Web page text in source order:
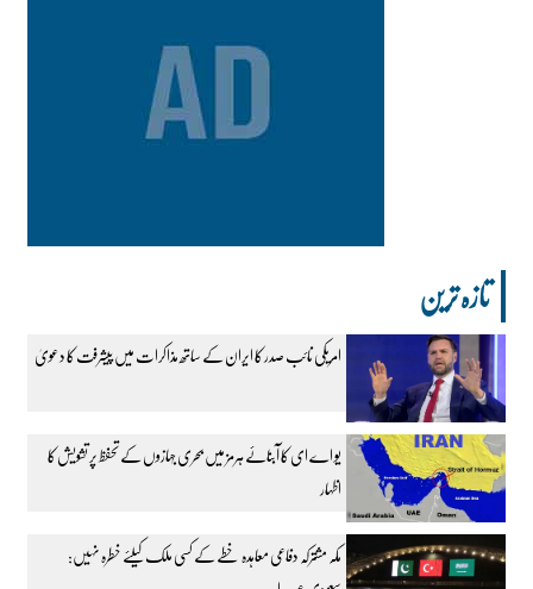
تازہ ترین
امریکی نائب صدر کا ایران کے ساتھ مذاکرات میں پیشرفت کا دعویٰ
یو اے ای کا آبنائے ہرمز میں بحری جہازوں کے تحفظ پر تشویش کا
اظہار
مکہ مشترکہ دفاعی معاہدہ خطے کے کسی ملک کیلئے خطرہ نہیں: